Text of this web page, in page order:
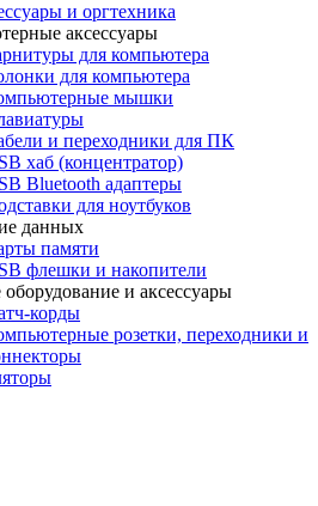
и оргтехника
аксессуары
для компьютера
для компьютера
мышки
и переходники для ПК
хаб (концентратор)
Bluetooth адаптеры
для ноутбуков
данных
памяти
флешки и накопители
оборудование и аксессуары
корды
розетки, переходники и